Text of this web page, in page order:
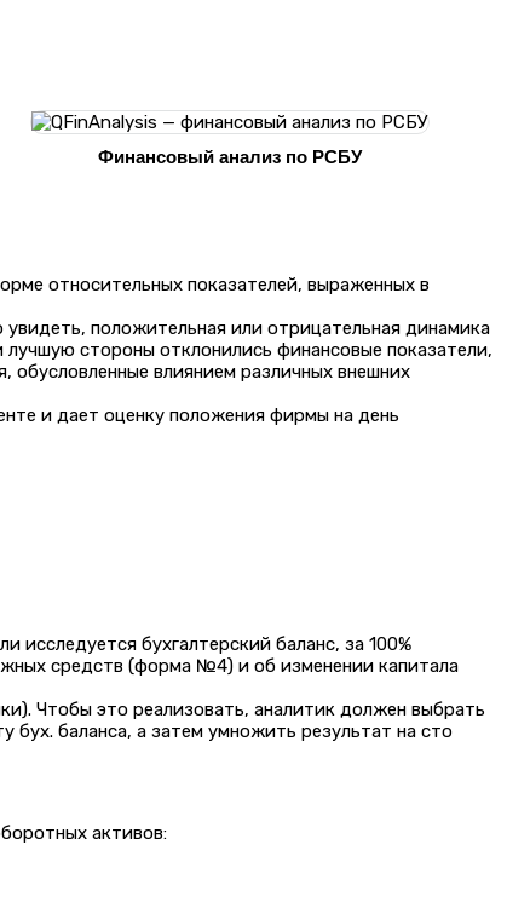
Финансовый анализ по РСБУ
относительных показателей, выраженных в
положительная или отрицательная динамика
стороны отклонились финансовые показатели,
обусловленные влиянием различных внешних
и дает оценку положения фирмы на день
бухгалтерский баланс, за 100%
средств (форма №4) и об изменении капитала
Чтобы это реализовать, аналитик должен выбрать
баланса, а затем умножить результат на сто
активов: